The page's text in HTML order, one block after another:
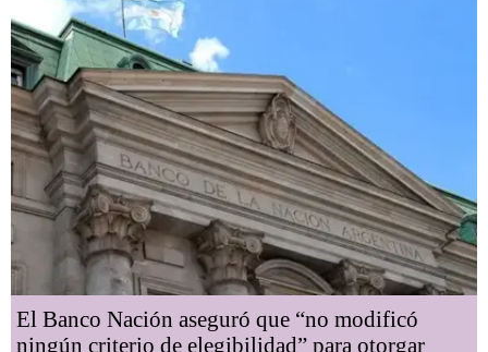
El Banco Nación aseguró que “no modificó
ningún criterio de elegibilidad” para otorgar